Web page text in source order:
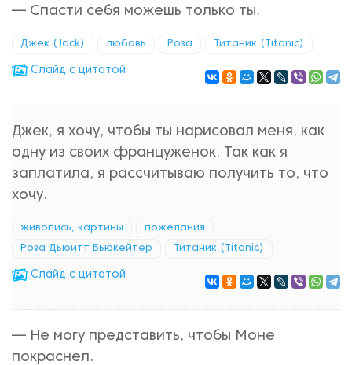
— Спасти себя можешь только ты.
Джек (Jack) любовь Роза Титаник (Titanic)
Cлайд с цитатой
Джек, я хочу, чтобы ты нарисовал меня, как
одну из своих француженок. Так как я
заплатила, я рассчитываю получить то, что
хочу.
живопись, картины пожелания
Роза Дьюитт Бьюкейтер Титаник (Titanic)
Cлайд с цитатой
— Не могу представить, чтобы Моне
покраснел.